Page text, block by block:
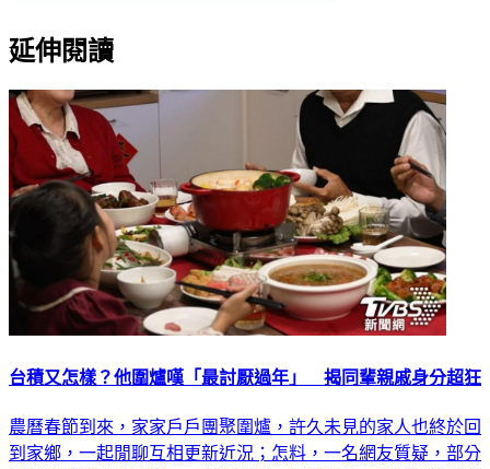
延伸閱讀
台積又怎樣？他圍爐嘆「最討厭過年」 揭同輩親戚身分超狂
農曆春節到來，家家戶戶團聚圍爐，許久未見的家人也終於回
到家鄉，一起閒聊互相更新近況；怎料，一名網友質疑，部分